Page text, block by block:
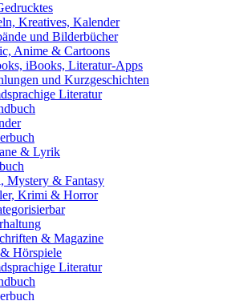
Kreatives, Kalender
und Bilderbücher
Anime & Cartoons
iBooks, Literatur-Apps
und Kurzgeschichten
Literatur
& Lyrik
Mystery & Fantasy
Krimi & Horror
& Magazine
Hörspiele
Literatur